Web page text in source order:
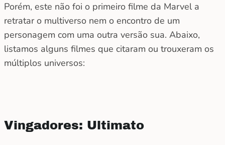
Porém, este não foi o primeiro filme da Marvel a
retratar o multiverso nem o encontro de um
personagem com uma outra versão sua. Abaixo,
listamos alguns filmes que citaram ou trouxeram os
múltiplos universos:
Vingadores: Ultimato